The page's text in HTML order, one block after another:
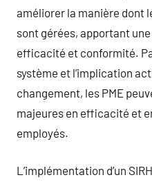
améliorer la manière dont
sont gérées, apportant
efficacité et conformité.
système et l’implication
changement, les PME
majeures en efficacité et
employés.
L’implémentation d’un